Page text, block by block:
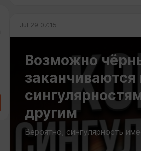
Jul 29 07:15
Возможно
заканчиваются
другим
Вероятно, сингулярность